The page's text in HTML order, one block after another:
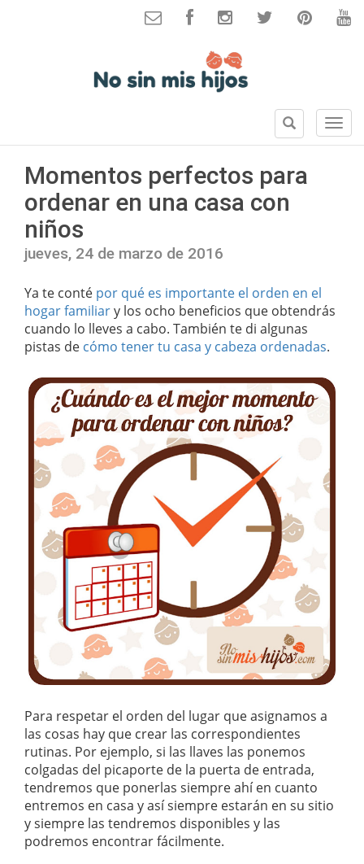
S
e
B
u
c
a
r
Momentos perfectos para
ordenar en una casa con
niños
jueves, 24 de marzo de 2016
Ya te conté por qué es importante el orden en el
hogar familiary los ocho beneficios que obtendrás
cuando lo lleves a cabo. También te di algunas
pistas de cómo tener tu casa y cabeza ordenadas.
Para respetar el orden del lugar que asignamos a
las cosas hay que crear las correspondientes
rutinas. Por ejemplo, si las llaves las ponemos
colgadas del picaporte de la puerta de entrada,
tendremos que ponerlas siempre ahí en cuanto
entremos en casa y así siempre estarán en su sitio
y siempre las tendremos disponibles y las
podremos encontrar fácilmente.